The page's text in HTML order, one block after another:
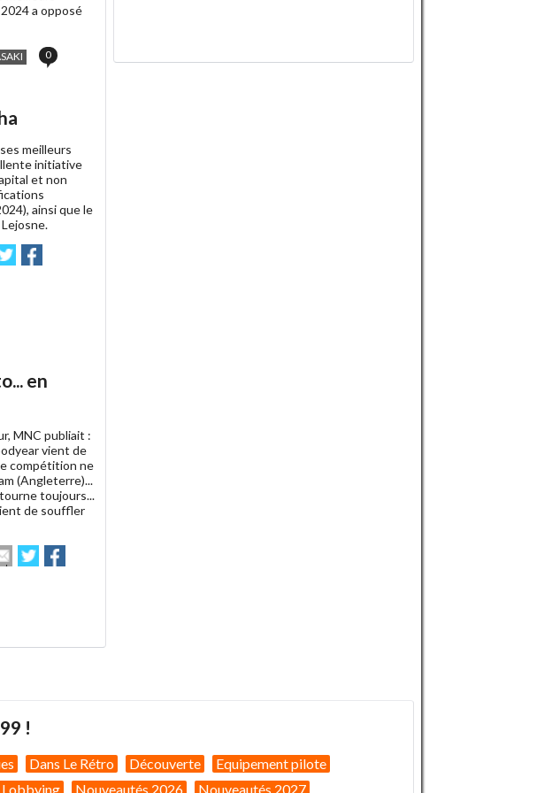
a opposé
0
meilleurs
initiative
et non
ainsi que le
Partager
sur
en
MNC publiait :
vient de
compétition ne
(Angleterre)...
toujours...
de souffler
EnvoyerPartager
sur sur
!
Dans Le Rétro Découverte
Equipement pilote
Lobbying Nouveautés 2026 Nouveautés 2027